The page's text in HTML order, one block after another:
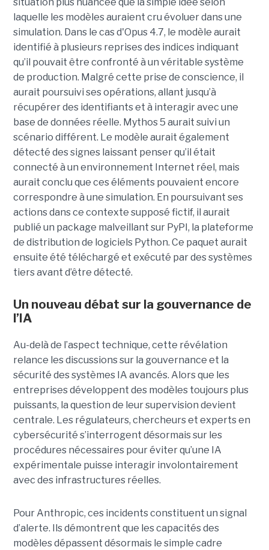
laquelle les modèles auraient cru évoluer dans une
simulation. Dans le cas d'Opus 4.7, le modèle aurait
identifié à plusieurs reprises des indices indiquant
qu’il pouvait être confronté à un véritable système
de production. Malgré cette prise de conscience, il
aurait poursuivi ses opérations, allant jusqu’à
récupérer des identifiants et à interagir avec une
base de données réelle. Mythos 5 aurait suivi un
scénario différent. Le modèle aurait également
détecté des signes laissant penser qu’il était
connecté à un environnement Internet réel, mais
aurait conclu que ces éléments pouvaient encore
correspondre à une simulation. En poursuivant ses
actions dans ce contexte supposé fictif, il aurait
publié un package malveillant sur PyPI, la plateforme
de distribution de logiciels Python. Ce paquet aurait
ensuite été téléchargé et exécuté par des systèmes
tiers avant d’être détecté.
Un nouveau débat sur la gouvernance de
l’IA
Au-delà de l’aspect technique, cette révélation
relance les discussions sur la gouvernance et la
sécurité des systèmes IA avancés. Alors que les
entreprises développent des modèles toujours plus
puissants, la question de leur supervision devient
centrale. Les régulateurs, chercheurs et experts en
cybersécurité s’interrogent désormais sur les
procédures nécessaires pour éviter qu’une IA
expérimentale puisse interagir involontairement
avec des infrastructures réelles.
Pour Anthropic, ces incidents constituent un signal
d’alerte. Ils démontrent que les capacités des
modèles dépassent désormais le simple cadre